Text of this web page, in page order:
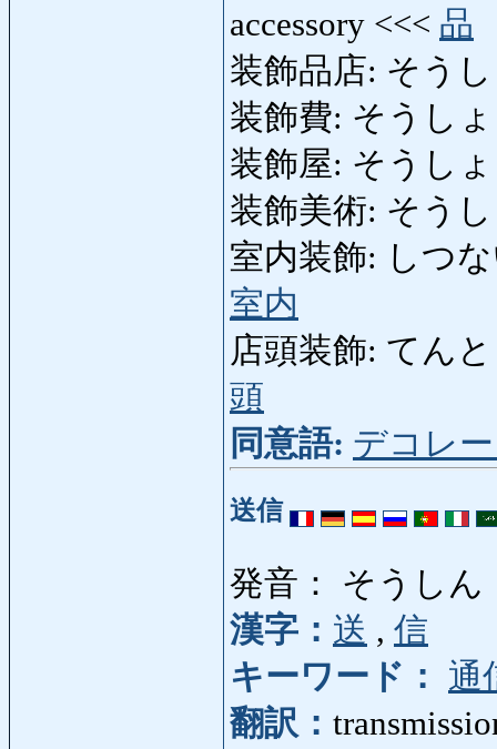
accessory <<< 品
装飾品店: そう
装飾費: そうしょ
装飾屋: そうし
装飾美術: そう
室内装飾: しつ
室内
店頭装飾: てん
頭
同意語: デコレ
送信
発音： そうしん
漢字： 送 , 信
キーワード：
通
翻訳：